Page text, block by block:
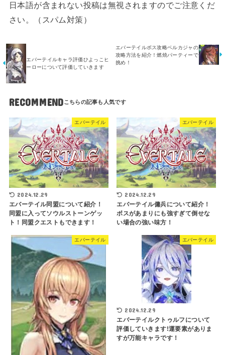
日本語が含まれない投稿は無視されますのでご注意くだ
さい。（スパム対策）
エバーテイルキャラ評価ひよっこヒ
ーローについて評価していきます
エバーテイルボス攻略ベルカジャの
攻略方法を紹介！燃焼パーティーで
挑め！
RECOMMEND
エバーテイル
2024.12.29
エバーテイル同盟について紹介！
同盟に入ってソウルストーンゲッ
ト！同盟クエストもできます！
エバーテイル
2024.12.29
エバーテイル傭兵について紹介！
ボスがあまりにも強すぎて倒せな
い場合の強い味方！
エバーテイル エバーテイル
2024.12.29
エバーテイルクトゥルフについて
評価していきます!運要素がありま
すが万能キャラです！